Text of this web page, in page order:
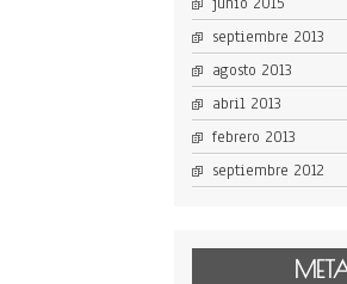
septiembre 2013
agosto 2013
abril 2013
febrero 2013
septiembre 2012